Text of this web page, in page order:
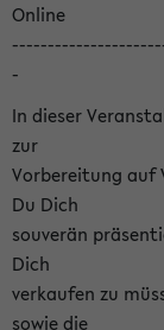
Online
-
In dieser
zur
Vorbereitung auf
Du Dich
souverän
Dich
verkaufen zu
sowie die